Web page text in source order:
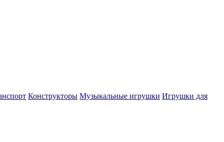
Конструкторы Музыкальные игрушки Игрушки для